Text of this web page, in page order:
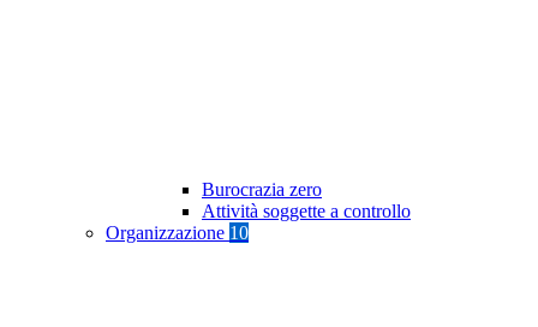
Burocrazia zero
Attività soggette a controllo
Organizzazione 10